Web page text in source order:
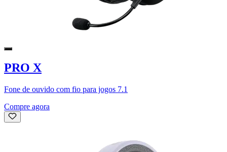
PRO X
Fone de ouvido com fio para jogos 7.1
Compre agora